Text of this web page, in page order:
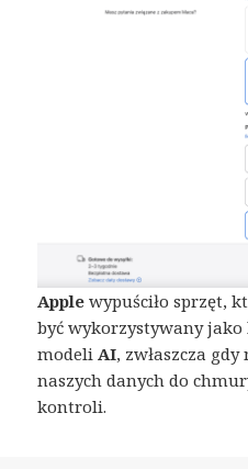
Apple wypuściło sprzęt,
być wykorzystywany
modeli AI, zwłaszcza gdy
naszych danych do
kontroli.